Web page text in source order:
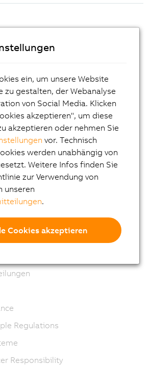
B&R
Regulations
Responsibility
ein, um unsere Website
zu gestalten, der Webanalyse
von Social Media. Klicken
akzeptieren", um diese
akzeptieren oder nehmen Sie
vor. Technisch
werden unabhängig von
Weitere Infos finden Sie
zur Verwendung von
unseren
.
Cookies akzeptieren